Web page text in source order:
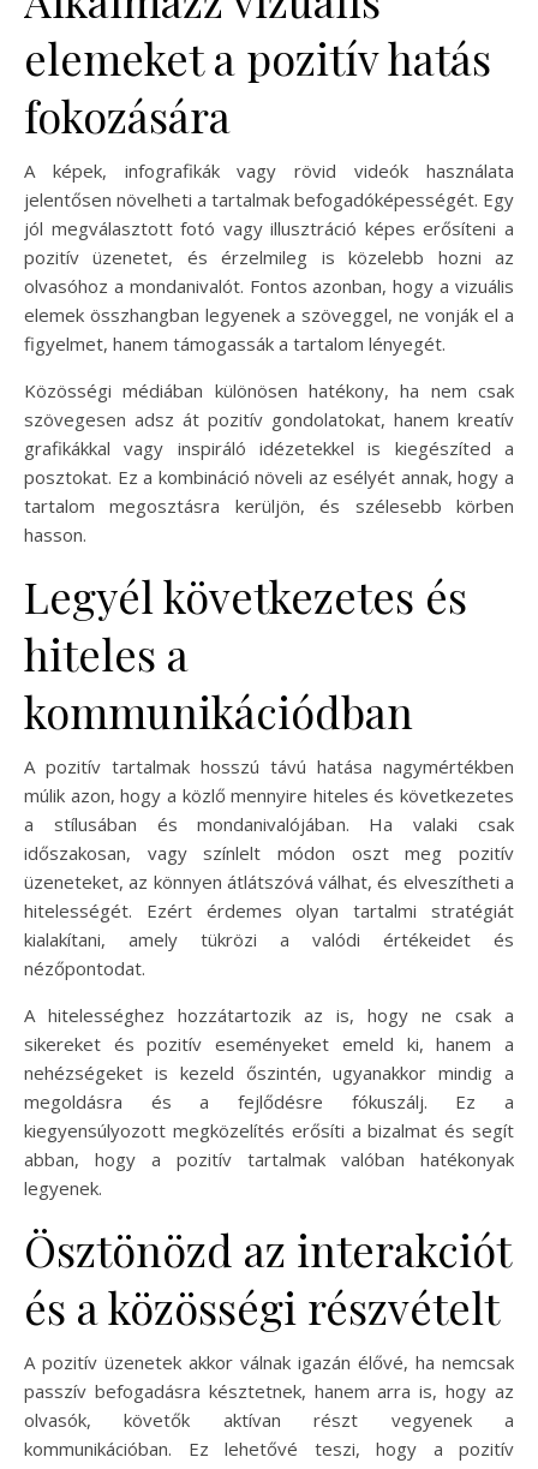
elemeket a pozitív hatás
fokozására
A képek, infografikák vagy rövid videók használata
jelentősen növelheti a tartalmak befogadóképességét. Egy
jól megválasztott fotó vagy illusztráció képes erősíteni a
pozitív üzenetet, és érzelmileg is közelebb hozni az
olvasóhoz a mondanivalót. Fontos azonban, hogy a vizuális
elemek összhangban legyenek a szöveggel, ne vonják el a
figyelmet, hanem támogassák a tartalom lényegét.
Közösségi médiában különösen hatékony, ha nem csak
szövegesen adsz át pozitív gondolatokat, hanem kreatív
grafikákkal vagy inspiráló idézetekkel is kiegészíted a
posztokat. Ez a kombináció növeli az esélyét annak, hogy a
tartalom megosztásra kerüljön, és szélesebb körben
hasson.
Legyél következetes és
hiteles a
kommunikációdban
A pozitív tartalmak hosszú távú hatása nagymértékben
múlik azon, hogy a közlő mennyire hiteles és következetes
a stílusában és mondanivalójában. Ha valaki csak
időszakosan, vagy színlelt módon oszt meg pozitív
üzeneteket, az könnyen átlátszóvá válhat, és elveszítheti a
hitelességét. Ezért érdemes olyan tartalmi stratégiát
kialakítani, amely tükrözi a valódi értékeidet és
nézőpontodat.
A hitelességhez hozzátartozik az is, hogy ne csak a
sikereket és pozitív eseményeket emeld ki, hanem a
nehézségeket is kezeld őszintén, ugyanakkor mindig a
megoldásra és a fejlődésre fókuszálj. Ez a
kiegyensúlyozott megközelítés erősíti a bizalmat és segít
abban, hogy a pozitív tartalmak valóban hatékonyak
legyenek.
Ösztönözd az interakciót
és a közösségi részvételt
A pozitív üzenetek akkor válnak igazán élővé, ha nemcsak
passzív befogadásra késztetnek, hanem arra is, hogy az
olvasók, követők aktívan részt vegyenek a
kommunikációban. Ez lehetővé teszi, hogy a pozitív